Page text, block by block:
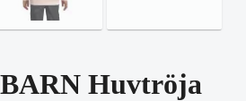
Huvtröja